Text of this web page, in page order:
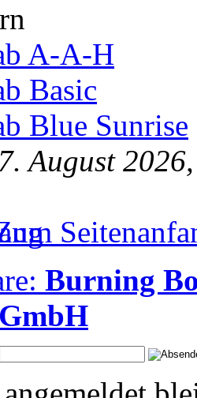
A-A-H
Basic
Blue Sunrise
August
Burning